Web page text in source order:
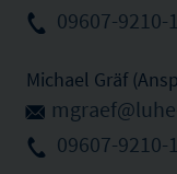
09607-9210-
Michael Gräf
09607-9210-